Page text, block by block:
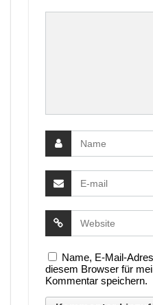
Name, E-Mail-
diesem Browser für
Kommentar speichern.